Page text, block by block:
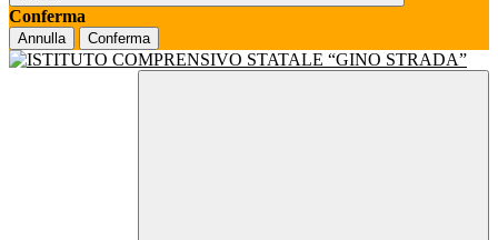
Conferma
Annulla Conferma